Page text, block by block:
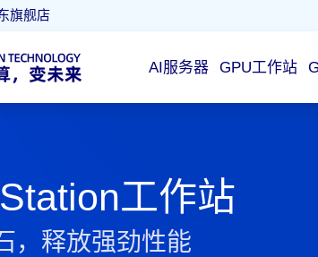
旗舰店
AI服务器 GPU工作站
工作站
，释放强劲性能